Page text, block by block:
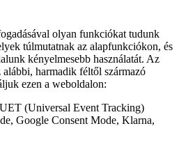
olyan funkciókat tudunk
túlmutatnak az alapfunkciókon, és
kényelmesebb használatát. Az
alábbi, harmadik féltől származó
ezen a weboldalon:
(Universal Event Tracking)
Google Consent Mode, Klarna,